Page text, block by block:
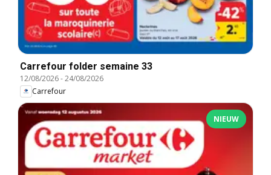
Carrefour folder semaine 33
12/08/2026-24/08/2026
Carrefour
NIEUW